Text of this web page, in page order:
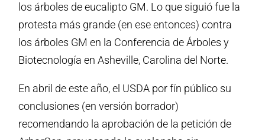
los árboles de eucalipto GM. Lo que siguió fue la
protesta más grande (en ese entonces) contra
los árboles GM en la Conferencia de Árboles y
Biotecnología en Asheville, Carolina del Norte.
En abril de este año, el USDA por fín público su
conclusiones (en versión borrador)
recomendando la aprobación de la petición de